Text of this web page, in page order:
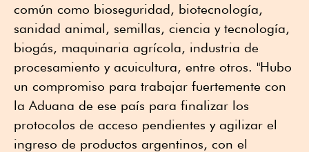
común como bioseguridad, biotecnología,
sanidad animal, semillas, ciencia y tecnología,
biogás, maquinaria agrícola, industria de
procesamiento y acuicultura, entre otros. "Hubo
un compromiso para trabajar fuertemente con
la Aduana de ese país para finalizar los
protocolos de acceso pendientes y agilizar el
ingreso de productos argentinos, con el